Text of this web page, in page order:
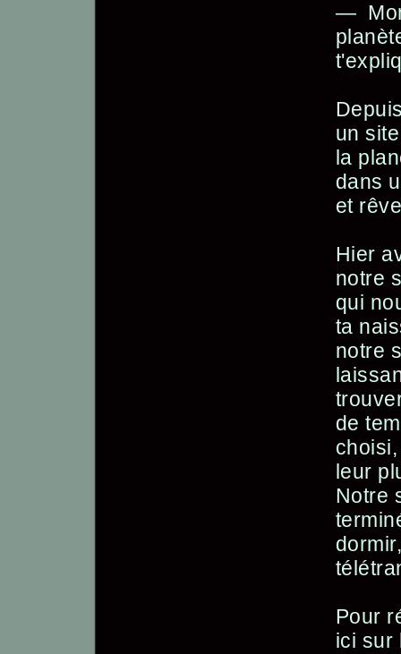
—
un
la
dans
et
Hier
notre
qui
ta
notre
de
leur
Notre
Pour
ici sur